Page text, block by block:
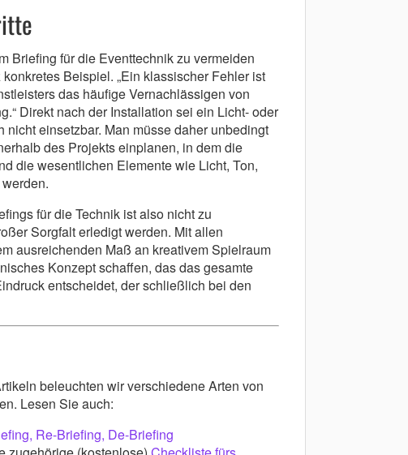
Briefing für die Eventtechnik zu vermeiden
Beispiel. „Ein klassischer Fehler ist
das häufige Vernachlässigen von
Direkt nach der Installation sei ein Licht- oder
einsetzbar. Man müsse daher unbedingt
des Projekts einplanen, in dem die
die wesentlichen Elemente wie Licht, Ton,
für die Technik ist also nicht zu
Sorgfalt erledigt werden. Mit allen
ausreichenden Maß an kreativem Spielraum
Konzept schaffen, das das gesamte
entscheidet, der schließlich bei den
beleuchten wir verschiedene Arten von
Lesen Sie auch:
Re-Briefing, De-Briefing